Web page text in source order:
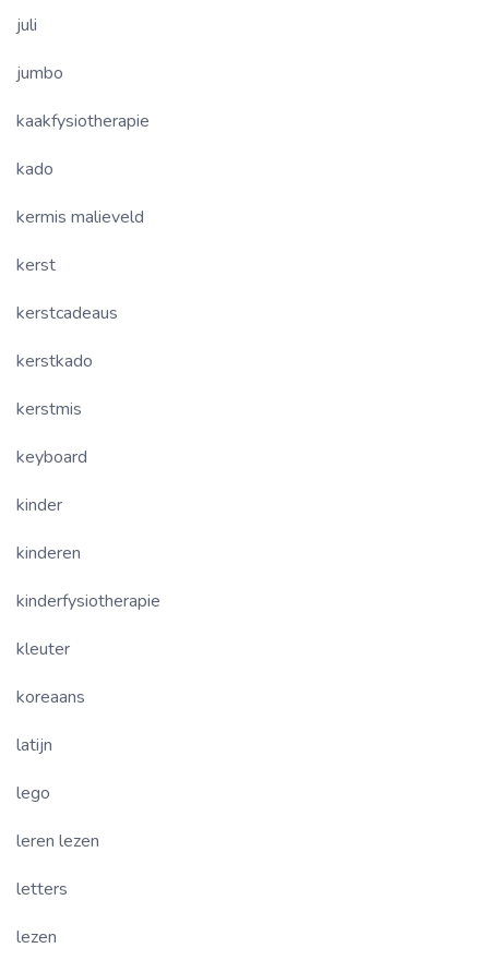
juli
jumbo
kaakfysiotherapie
kado
kermis malieveld
kerst
kerstcadeaus
kerstkado
kerstmis
keyboard
kinder
kinderen
kinderfysiotherapie
kleuter
koreaans
latijn
lego
leren lezen
letters
lezen